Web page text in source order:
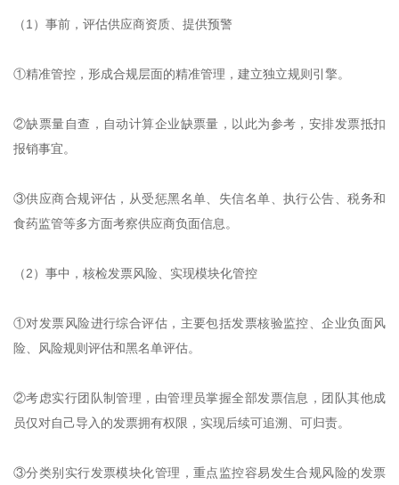
（1）事前，评估供应商资质、提供预警
①精准管控，形成合规层面的精准管理，建立独立规则引擎。
②缺票量自查，自动计算企业缺票量，以此为参考，安排发票抵扣
报销事宜。
③供应商合规评估，从受惩黑名单、失信名单、执行公告、税务和
食药监管等多方面考察供应商负面信息。
（2）事中，核检发票风险、实现模块化管控
①对发票风险进行综合评估，主要包括发票核验监控、企业负面风
险、风险规则评估和黑名单评估。
②考虑实行团队制管理，由管理员掌握全部发票信息，团队其他成
员仅对自己导入的发票拥有权限，实现后续可追溯、可归责。
③分类别实行发票模块化管理，重点监控容易发生合规风险的发票